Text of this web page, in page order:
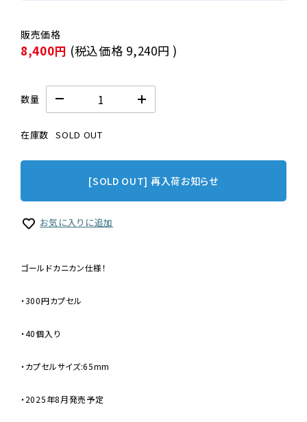
8,400円 (税込価格 9,240円 )
数量
在庫数 SOLD OUT
[SOLD OUT] 再入荷お知らせ
お気に入りに追加
ゴールドカニカン仕様！
・300円カプセル
・40個入り
・カプセルサイズ:65mm
・2025年8月発売予定